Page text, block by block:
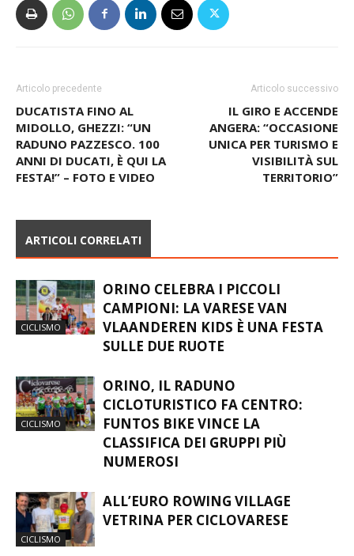
Articolo precedente
DUCATISTA FINO AL
MIDOLLO, GHEZZI: “UN
RADUNO PAZZESCO. 100
ANNI DI DUCATI, È QUI LA
FESTA!” – FOTO E VIDEO
Articolo successivo
IL GIRO E ACCENDE
ANGERA: “OCCASIONE
UNICA PER TURISMO E
VISIBILITÀ SUL
TERRITORIO”
ARTICOLI CORRELATI
CICLISMO
ORINO CELEBRA I PICCOLI
CAMPIONI: LA VARESE VAN
VLAANDEREN KIDS È UNA FESTA
SULLE DUE RUOTE
CICLISMO
ORINO, IL RADUNO
CICLOTURISTICO FA CENTRO:
FUNTOS BIKE VINCE LA
CLASSIFICA DEI GRUPPI PIÙ
NUMEROSI
CICLISMO
ALL’EURO ROWING VILLAGE
VETRINA PER CICLOVARESE